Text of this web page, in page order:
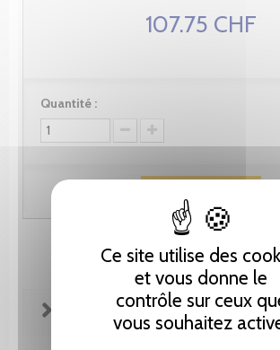
Ce site utilise des
et vous donne le
contrôle sur ceux
vous souhaitez
107.75 CHF
Quantité :
FICHE TECHNIQUE